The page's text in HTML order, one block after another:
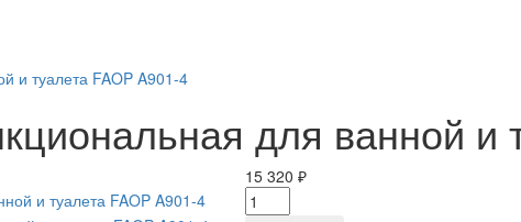
и туалета FAOP A901-4
для ванной и
15 320 ₽